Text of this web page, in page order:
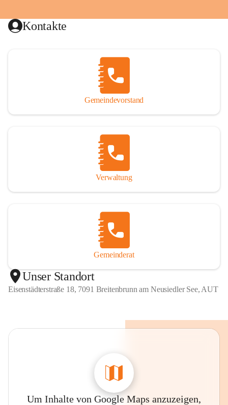
Kontakte
Gemeindevorstand
Verwaltung
Gemeinderat
Unser Standort
Eisenstädterstraße 18, 7091 Breitenbrunn am Neusiedler See, AUT
Um Inhalte von Google Maps anzuzeigen,